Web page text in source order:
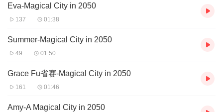
Eva-Magical City in 2050
137 01:38
Summer-Magical City in 2050
49 01:50
Grace Fu省赛-Magical City in 2050
161 01:46
Amy-A Magical City in 2050